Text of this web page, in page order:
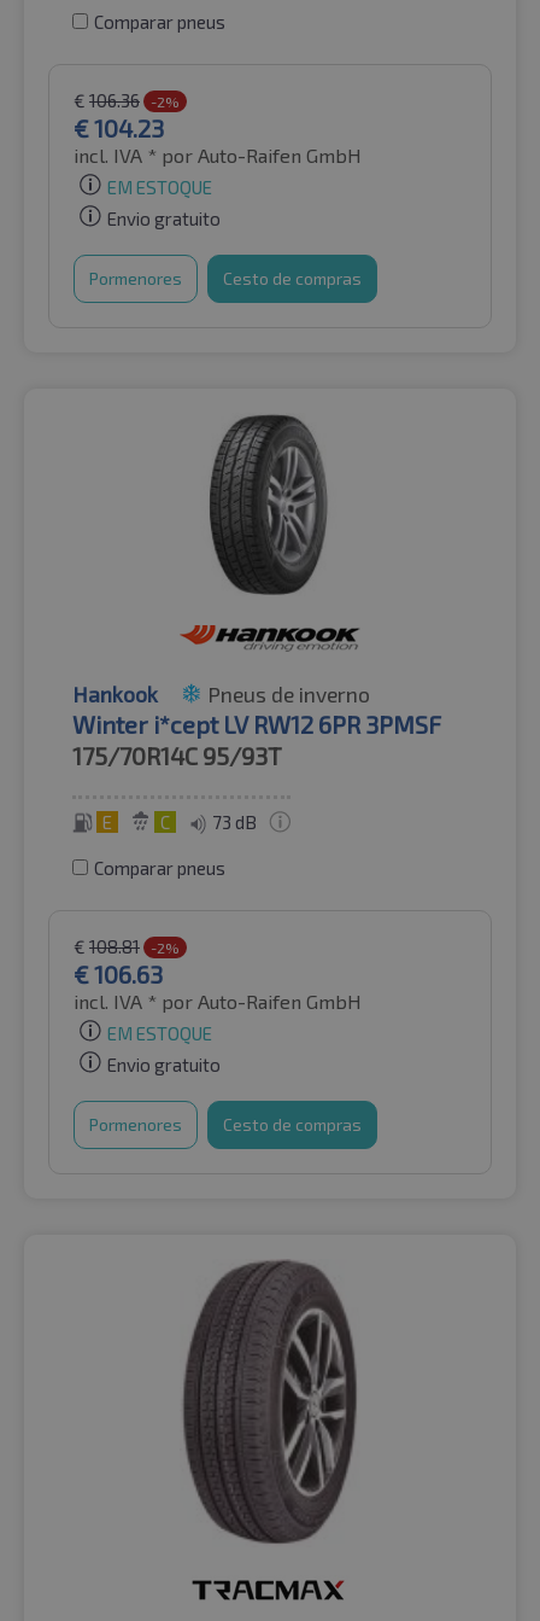
Comparar pneus
€ 106.36 -2%
€104.23
incl. IVA * por Auto-Raifen GmbH
EM ESTOQUE
Envio gratuito
Pormenores Cesto de compras
Hankook Pneus de inverno
Winter i*cept LV RW12 6PR 3PMSF
175/70R14C 95/93T
E C 73 dB
Comparar pneus
€ 108.81 -2%
€106.63
incl. IVA * por Auto-Raifen GmbH
EM ESTOQUE
Envio gratuito
Pormenores Cesto de compras